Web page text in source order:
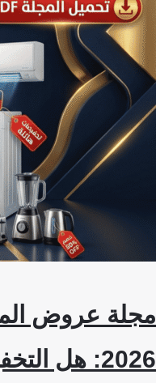
مجلة عروض
2026: هل التخفيضات حقيقية؟